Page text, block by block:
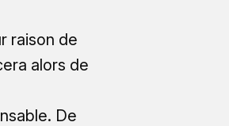
raison de
alors de
De